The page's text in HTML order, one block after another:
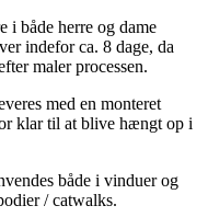
i både herre og dame
indefor ca. 8 dage, da
maler processen.
med en monteret
klar til at blive hængt op i
både i vinduer og
/ catwalks.